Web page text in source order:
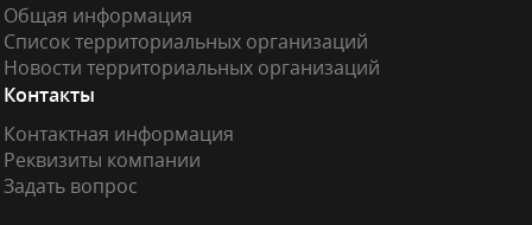
Общая информация
Список территориальных организаций
Новости территориальных организаций
Контакты
Контактная информация
Реквизиты компании
Задать вопрос